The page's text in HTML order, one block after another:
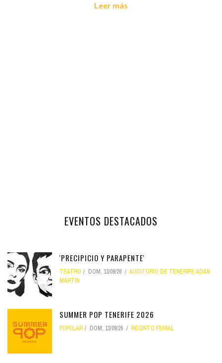
Leer más
EVENTOS DESTACADOS
'PRECIPICIO Y PARAPENTE'
TEATRO DOM, 13/09/26
AUDITORIO DE TENERIFE ADÁN
MARTÍN
SUMMER POP TENERIFE 2026
POPULAR DOM, 13/09/26 RECINTO FERIAL